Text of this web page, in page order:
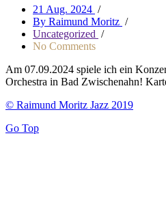
21 Aug. 2024 /
By Raimund Moritz /
Uncategorized /
No Comments
Am 07.09.2024 spiele ich ein
Orchestra in Bad Zwischenahn!
© Raimund Moritz Jazz 2019
Go Top